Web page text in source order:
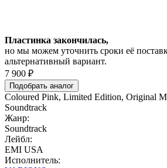
Пластинка закончилась,
но мы можем уточнить сроки её
альтернативный вариант.
7 900 ₽
Подобрать аналог
Coloured Pink, Limited Edition, Original
Soundtrack
Жанр:
Soundtrack
Лейбл:
EMI USA
Исполнитель: